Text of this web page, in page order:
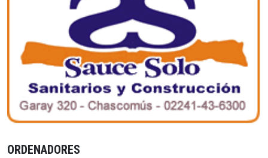
ORDENADORES